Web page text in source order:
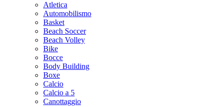
Atletica
Automobilismo
Basket
Beach Soccer
Beach Volley
Bike
Bocce
Body Building
Boxe
Calcio
Calcio a 5
Canottaggio